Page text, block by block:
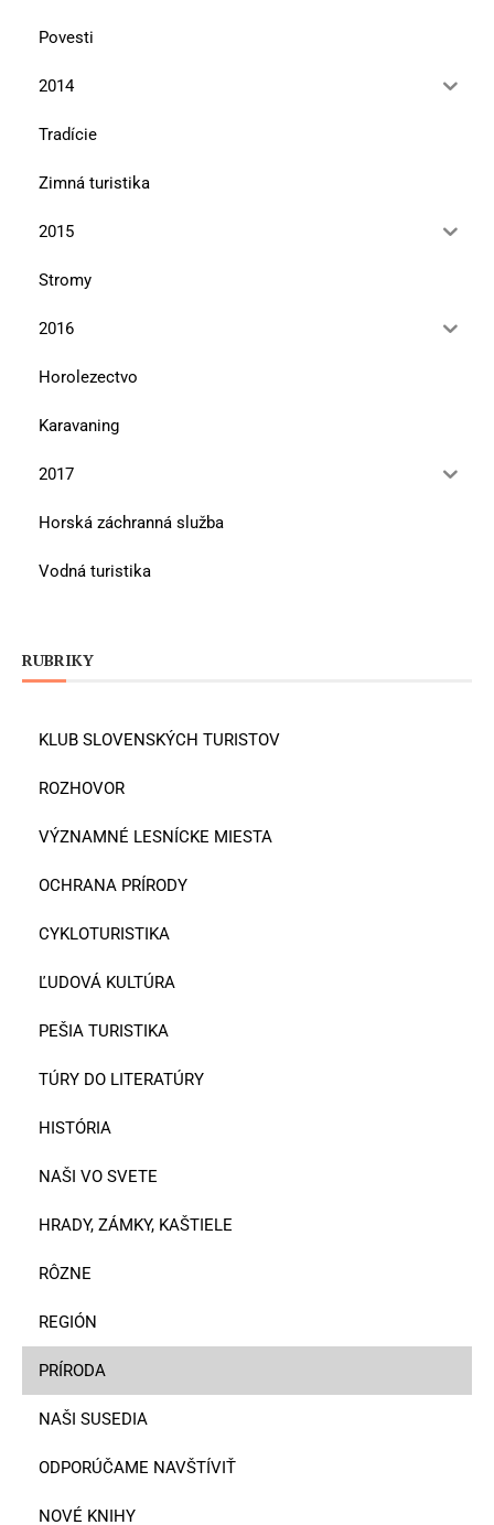
Povesti
2014
Tradície
Zimná turistika
2015
Stromy
2016
Horolezectvo
Karavaning
2017
Horská záchranná služba
Vodná turistika
RUBRIKY
KLUB SLOVENSKÝCH TURISTOV
ROZHOVOR
VÝZNAMNÉ LESNÍCKE MIESTA
OCHRANA PRÍRODY
CYKLOTURISTIKA
ĽUDOVÁ KULTÚRA
PEŠIA TURISTIKA
TÚRY DO LITERATÚRY
HISTÓRIA
NAŠI VO SVETE
HRADY, ZÁMKY, KAŠTIELE
RÔZNE
REGIÓN
PRÍRODA
NAŠI SUSEDIA
ODPORÚČAME NAVŠTÍVIŤ
NOVÉ KNIHY